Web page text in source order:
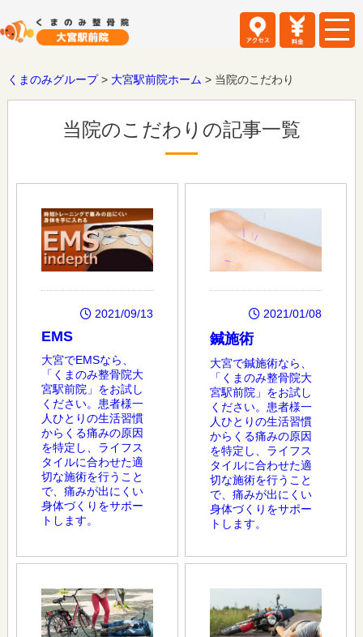
くまのみグループ> 大宮駅前院ホーム > 当院のこだわり
当院のこだわりの記事一覧
2021/09/13
EMS
大宮でEMSなら、
「くまのみ整骨院大
宮駅前院」をお試し
ください。患者様一
人ひとりの生活習慣
からくる痛みの原因
を特定し、ライフス
タイルに合わせた適
切な施術を行うこと
で、痛みが出にくい
身体づくりをサポー
トします。
2021/01/08
鍼施術
大宮で鍼施術なら、
「くまのみ整骨院大
宮駅前院」をお試し
ください。患者様一
人ひとりの生活習慣
からくる痛みの原因
を特定し、ライフス
タイルに合わせた適
切な施術を行うこと
で、痛みが出にくい
身体づくりをサポー
トします。